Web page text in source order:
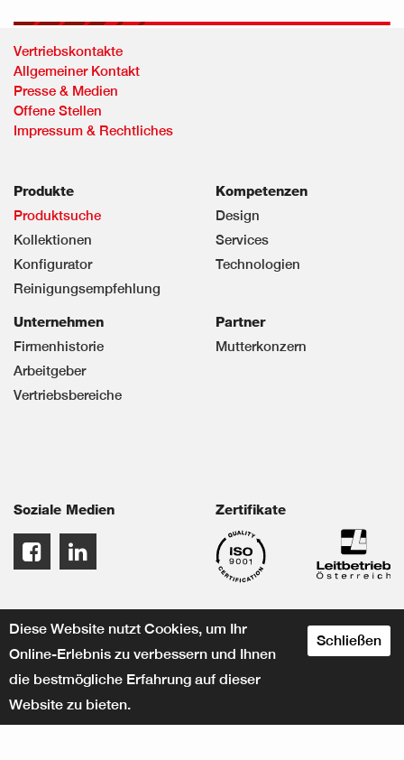
Vertriebskontakte
Allgemeiner Kontakt
Presse & Medien
Offene Stellen
Impressum & Rechtliches
Produkte
Produktsuche
Kollektionen
Konfigurator
Reinigungsempfehlung
Kompetenzen
Design
Services
Technologien
Unternehmen
Firmenhistorie
Arbeitgeber
Vertriebsbereiche
Partner
Mutterkonzern
Soziale Medien Zertifikate
Diese Website nutzt Cookies, um Ihr
Online-Erlebnis zu verbessern und Ihnen
die bestmögliche Erfahrung auf dieser
Website zu bieten.
Schließen